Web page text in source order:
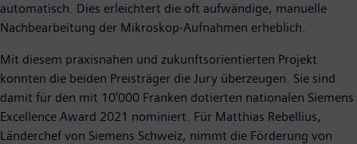
automatisch. Dies erleichtert die oft aufwändige, manuelle
Nachbearbeitung der Mikroskop-Aufnahmen erheblich.
Mit diesem praxisnahen und zukunftsorientierten Projekt
konnten die beiden Preisträger die Jury überzeugen. Sie sind
damit für den mit 10’000 Franken dotierten nationalen Siemens
Excellence Award 2021 nominiert. Für Matthias Rebellius,
Länderchef von Siemens Schweiz, nimmt die Förderung von